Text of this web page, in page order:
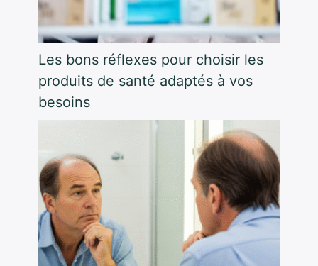
Les bons réflexes pour choisir les
produits de santé adaptés à vos
besoins